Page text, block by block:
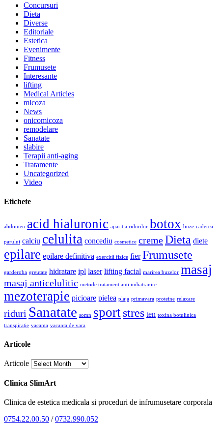
Concursuri
Dieta
Diverse
Editoriale
Estetica
Evenimente
Fitness
Frumusete
Interesante
lifting
Medical Articles
micoza
News
onicomicoza
remodelare
Sanatate
slabire
Terapii anti-aging
Tratamente
Uncategorized
Video
Etichete
abdomen acid hialuronic aparitia ridurilor botox buze caderea
parului calciu celulita concediu cosmetice cremeDieta diete
epilare epilare definitiva exercitii fizice fier Frumusete
garderoba greutate hidratare ipl laser lifting facial marirea buzelor masaj
masaj anticelulitic metode tratament anti imbatranire
mezoterapie picioare pielea plaja primavara proteine relaxare
riduri Sanatate somn sportstres ten toxina botulinica
transpiratie vacanta vacanta de vara
Articole
Articole
Clinica SlimArt
Clinica de estetica medicala si proceduri de infrumusetare corporala
0754.22.00.50 /0732.990.052